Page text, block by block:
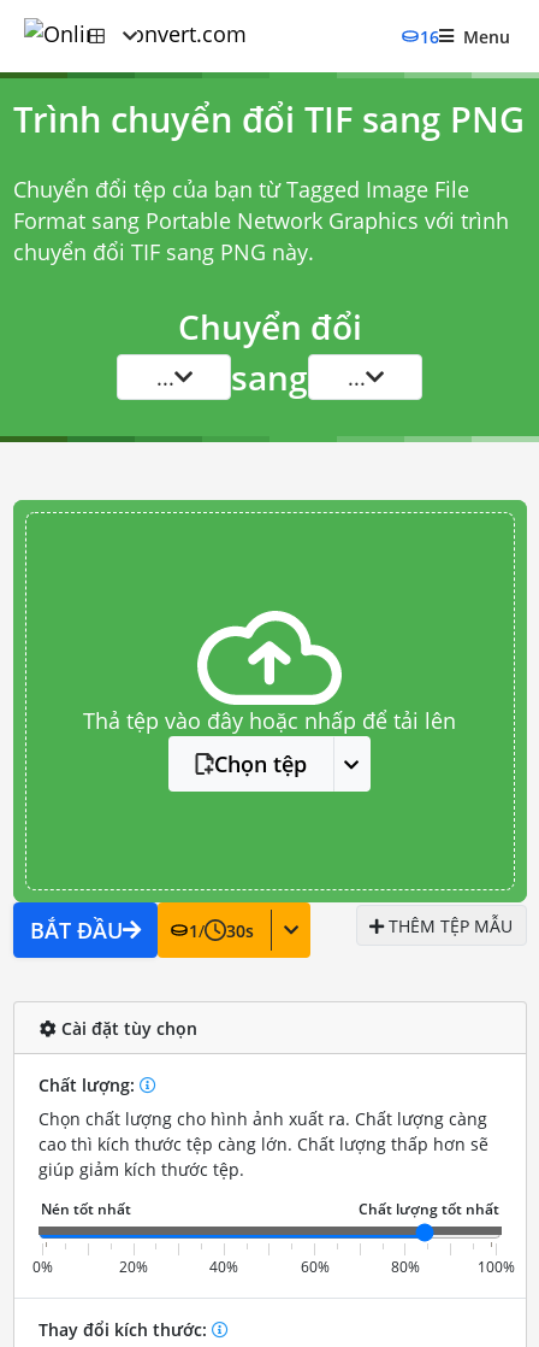
16 Menu
Trình chuyển đổi TIF sang PNG
Chuyển đổi tệp của bạn từ Tagged Image File
Format sang Portable Network Graphics với trình
chuyển đổi TIF sang PNG này.
Chuyển đổi
... sang ...
Thả tệp vào đây hoặc nhấp để tải lên
Chọn tệp
BẮT ĐẦU 1/ 30s THÊM TỆP MẪU
Cài đặt tùy chọn
Chất lượng:
Chọn chất lượng cho hình ảnh xuất ra. Chất lượng càng
cao thì kích thước tệp càng lớn. Chất lượng thấp hơn sẽ
giúp giảm kích thước tệp.
0% 20% 40% 60% 80% 100%
Thay đổi kích thước: